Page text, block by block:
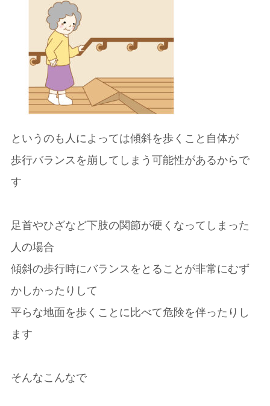
というのも人によっては傾斜を歩くこと自体が
歩行バランスを崩してしまう可能性があるからで
す
足首やひざなど下肢の関節が硬くなってしまった
人の場合
傾斜の歩行時にバランスをとることが非常にむず
かしかったりして
平らな地面を歩くことに比べて危険を伴ったりし
ます
そんなこんなで